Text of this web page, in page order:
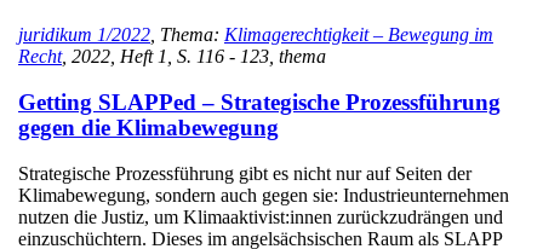
juridikum 1/2022 , Thema: Klimagerechtigkeit – Bewegung im
Recht, 2022, Heft 1, S. 116 - 123, thema
Getting SLAPPed – Strategische Prozessführung
gegen die Klimabewegung
Strategische Prozessführung gibt es nicht nur auf Seiten der
Klimabewegung, sondern auch gegen sie: Industrieunternehmen
nutzen die Justiz, um Klimaaktivist:innen zurückzudrängen und
einzuschüchtern. Dieses im angelsächsischen Raum als SLAPP